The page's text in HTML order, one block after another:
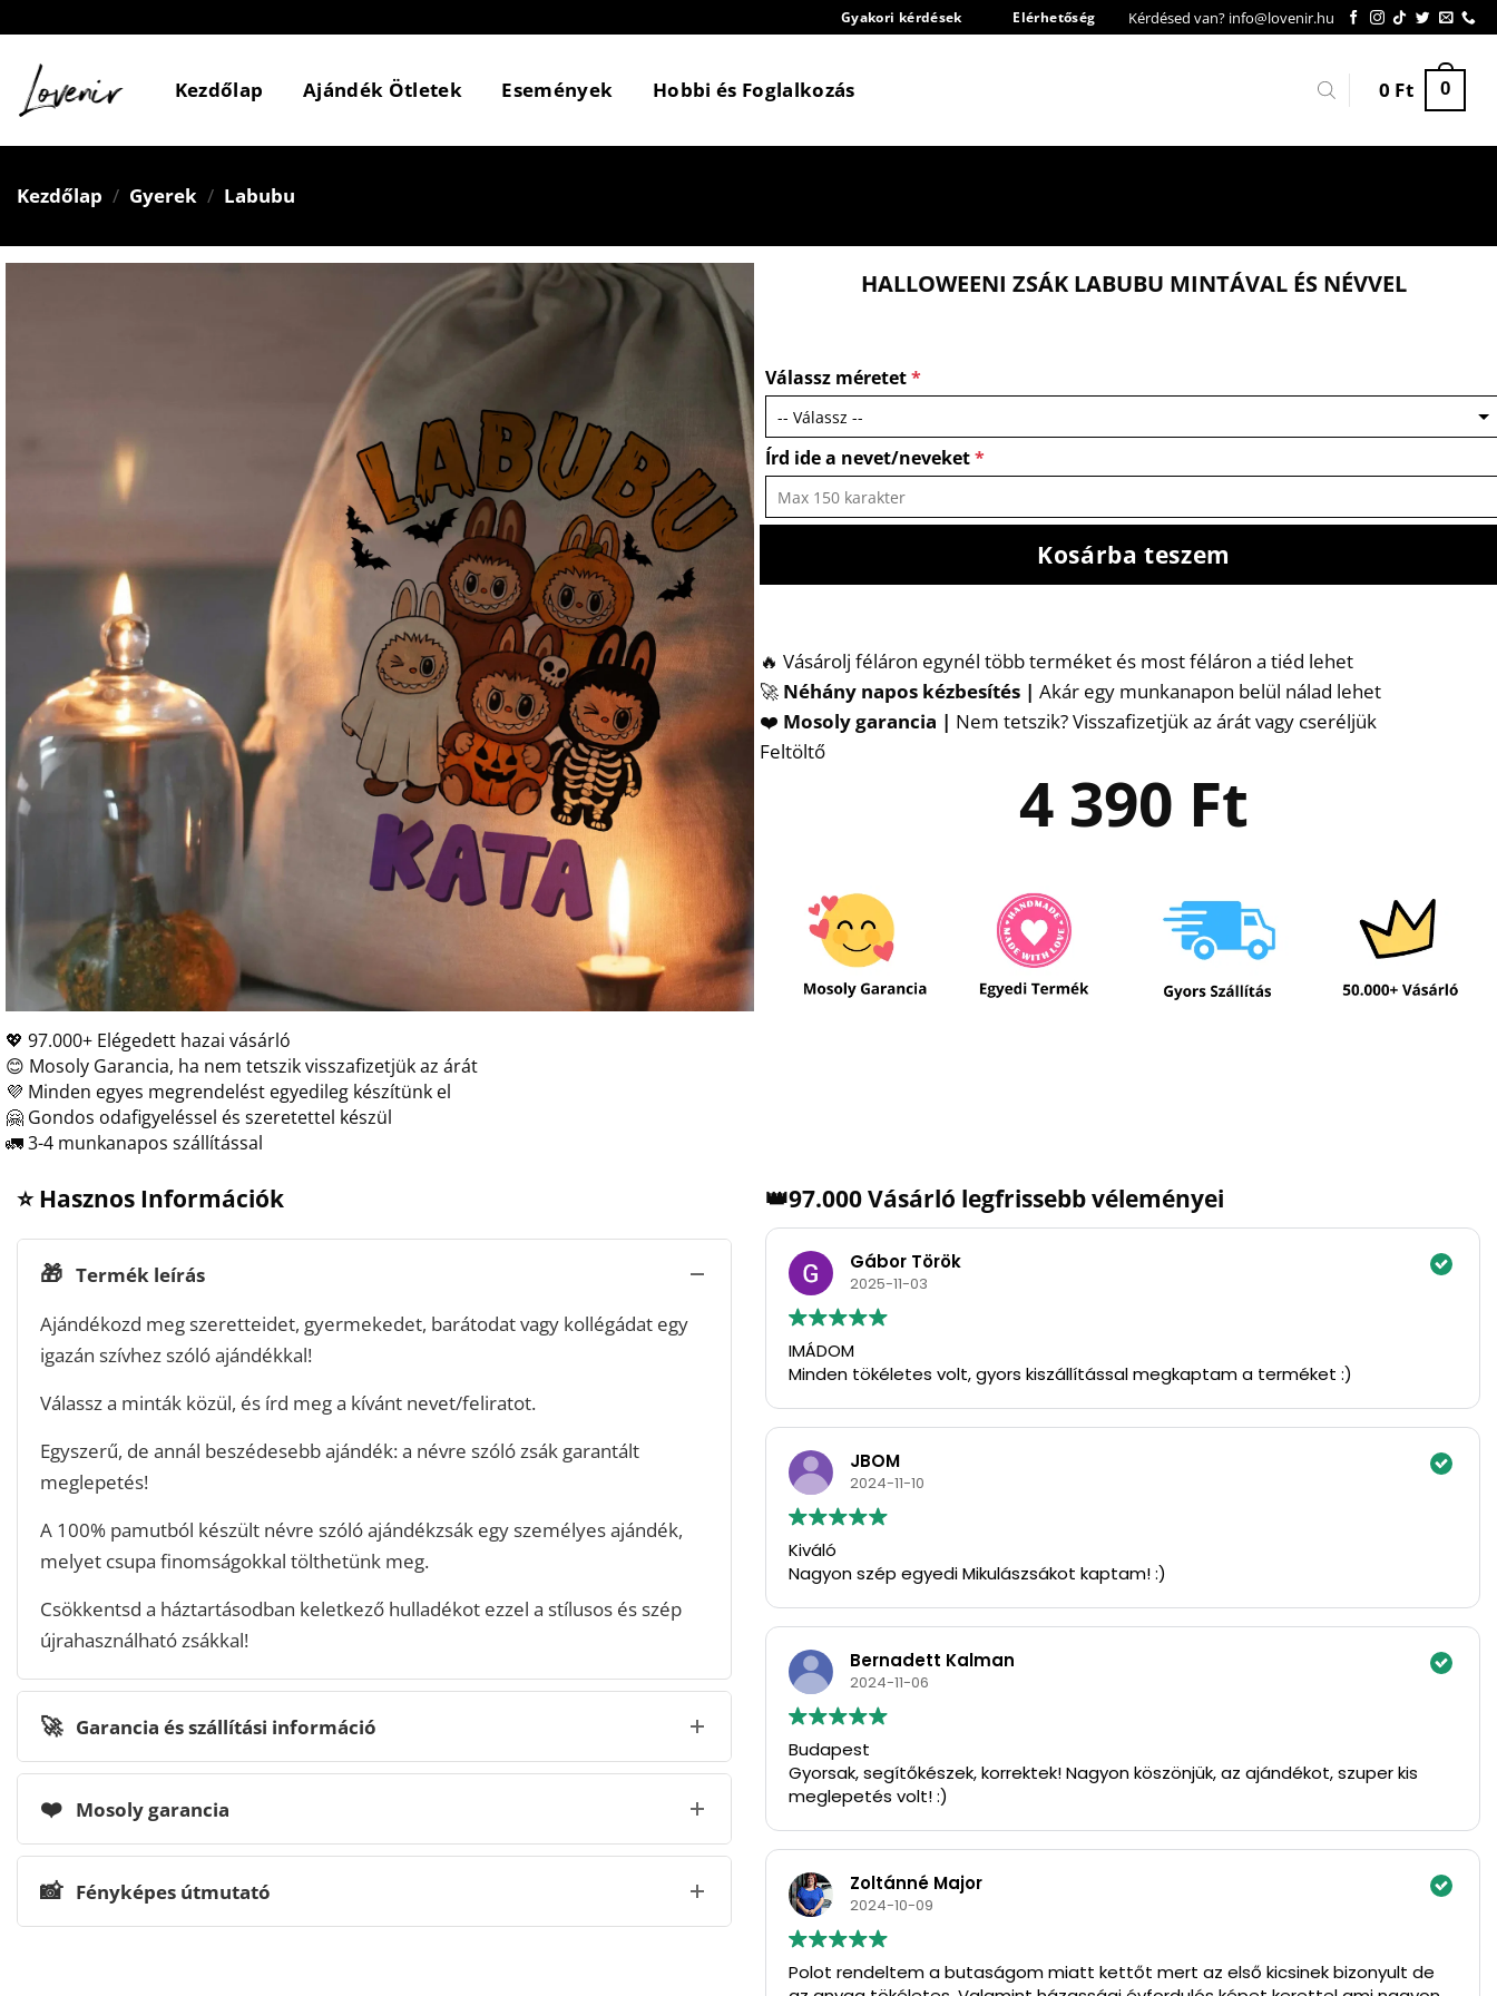
content
Gyakori kérdések Elérhetőség Kérdésed van? info@lovenir.hu
Kezdőlap Ajándék Ötletek Események Hobbi és Foglalkozás 0 Ft 0
Kezdőlap / Gyerek / Labubu
💖 97.000+ Elégedett hazai vásárló
😊 Mosoly Garancia, ha nem tetszik visszafizetjük az árát
💜 Minden egyes megrendelést egyedileg készítünk el
🤗 Gondos odafigyeléssel és szeretettel készül
🚛 3-4 munkanapos szállítással
HALLOWEENI ZSÁK LABUBU MINTÁVAL ÉS NÉVVEL
Válassz méretet*
Írd ide a nevet/neveket*
Kosárba teszem
🔥 Vásárolj féláron egynél több terméket és most féláron a tiéd lehet
🚀 Néhány napos kézbesítés | Akár egy munkanapon belül nálad lehet
❤️ Mosoly garancia | Nem tetszik? Visszafizetjük az árát vagy cseréljük
Feltöltő
4 390 Ft
⭐ Hasznos Információk
🎁 Termék leírás
Ajándékozd meg szeretteidet, gyermekedet, barátodat vagy kollégádat egy
igazán szívhez szóló ajándékkal!
Válassz a minták közül, és írd meg a kívánt nevet/feliratot.
Egyszerű, de annál beszédesebb ajándék: a névre szóló zsák garantált
meglepetés!
A 100% pamutból készült névre szóló ajándékzsák egy személyes ajándék,
melyet csupa finomságokkal tölthetünk meg.
Csökkentsd a háztartásodban keletkező hulladékot ezzel a stílusos és szép
újrahasználható zsákkal!
🚀 Garancia és szállítási információ
❤️ Mosoly garancia
📸 Fényképes útmutató
👑97.000 Vásárló legfrissebb véleményei
Gábor Török
2025-11-03
IMÁDOM
Minden tökéletes volt, gyors kiszállítással megkaptam a terméket :)
JBOM
2024-11-10
Kiváló
Nagyon szép egyedi Mikulászsákot kaptam! :)
Bernadett Kalman
2024-11-06
Budapest
Gyorsak, segítőkészek, korrektek! Nagyon köszönjük, az ajándékot, szuper kis
meglepetés volt! :)
Zoltánné Major
2024-10-09
Polot rendeltem a butaságom miatt kettőt mert az első kicsinek bizonyult de